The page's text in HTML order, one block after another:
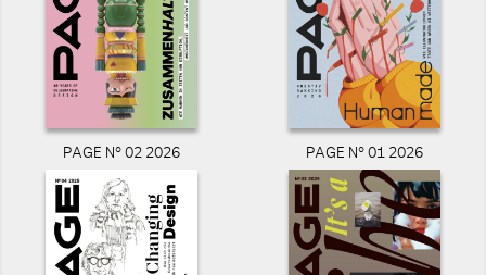
PAGE N° 02 2026 PAGE N° 01 2026